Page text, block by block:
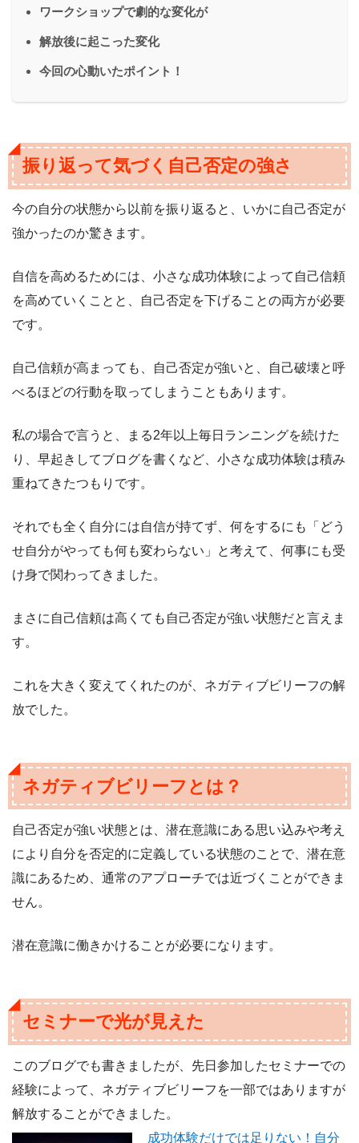
ワークショップで劇的な変化が
解放後に起こった変化
今回の心動いたポイント！
振り返って気づく自己否定の強さ
今の自分の状態から以前を振り返ると、いかに自己否定が
強かったのか驚きます。
自信を高めるためには、小さな成功体験によって自己信頼
を高めていくことと、自己否定を下げることの両方が必要
です。
自己信頼が高まっても、自己否定が強いと、自己破壊と呼
べるほどの行動を取ってしまうこともあります。
私の場合で言うと、まる2年以上毎日ランニングを続けた
り、早起きしてブログを書くなど、小さな成功体験は積み
重ねてきたつもりです。
それでも全く自分には自信が持てず、何をするにも「どう
せ自分がやっても何も変わらない」と考えて、何事にも受
け身で関わってきました。
まさに自己信頼は高くても自己否定が強い状態だと言えま
す。
これを大きく変えてくれたのが、ネガティブビリーフの解
放でした。
ネガティブビリーフとは？
自己否定が強い状態とは、潜在意識にある思い込みや考え
により自分を否定的に定義している状態のことで、潜在意
識にあるため、通常のアプローチでは近づくことができま
せん。
潜在意識に働きかけることが必要になります。
セミナーで光が見えた
このブログでも書きましたが、先日参加したセミナーでの
経験によって、ネガティブビリーフを一部ではありますが
解放することができました。
成功体験だけでは足りない！自分